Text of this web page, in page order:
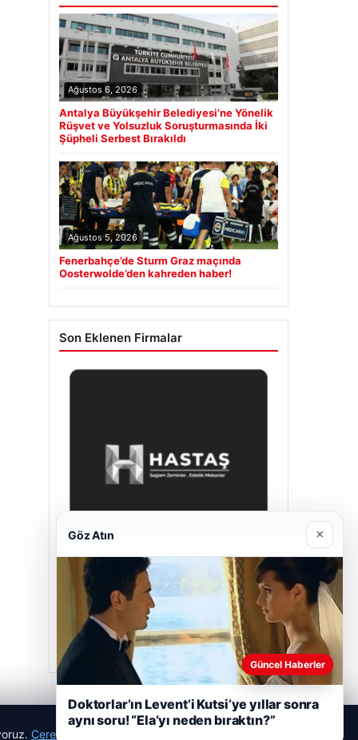
Ağustos 6, 2026
Antalya Büyükşehir Belediyesi’ne Yönelik
Rüşvet ve Yolsuzluk Soruşturmasında İki
Şüpheli Serbest Bırakıldı
Ağustos 5, 2026
Fenerbahçe’de Sturm Graz maçında
Oosterwolde’den kahreden haber!
Son Eklenen Firmalar
Hastaş Beton
Mayıs 26, 2026
Çerez Politikamız
Göz Atın ×
Güncel Haberler
Doktorlar’ın Levent’i Kutsi’ye yıllar sonra
aynı soru! “Ela’yı neden bıraktın?”